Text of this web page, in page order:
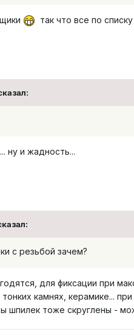
так что все по
ну и жадность...
с резьбой зачем?
для фиксации при
камнях, керамике...
шпилек тоже скруглены -